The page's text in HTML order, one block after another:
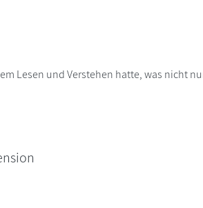
Lesen und Verstehen hatte, was nicht